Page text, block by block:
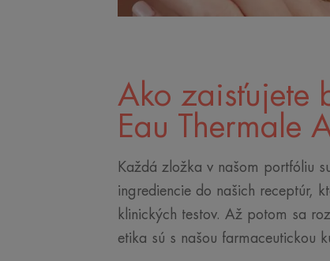
Ako zaisťujete
Eau Thermale
Každá zložka v našom portfóliu
ingrediencie do našich receptúr,
klinických testov. Až potom sa
etika sú s našou farmaceutickou